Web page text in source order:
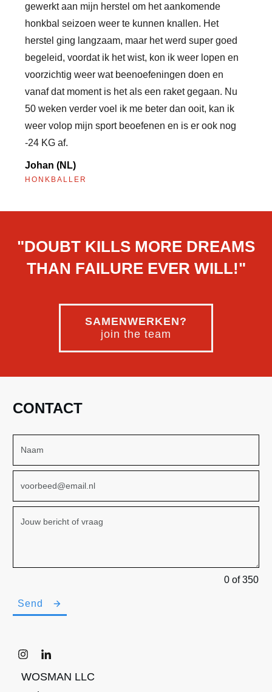
gewerkt aan mijn herstel om het aankomende
honkbal seizoen weer te kunnen knallen. Het
herstel ging langzaam, maar het werd super goed
begeleid, voordat ik het wist, kon ik weer lopen en
voorzichtig weer wat beenoefeningen doen en
vanaf dat moment is het als een raket gegaan. Nu
50 weken verder voel ik me beter dan ooit, kan ik
weer volop mijn sport beoefenen en is er ook nog
-24 KG af.
Johan (NL)
HONKBALLER
"DOUBT KILLS MORE DREAMS
THAN FAILURE EVER WILL!"
SAMENWERKEN?
join the team
CONTACT
0 of 350
Send
WOSMAN LLC